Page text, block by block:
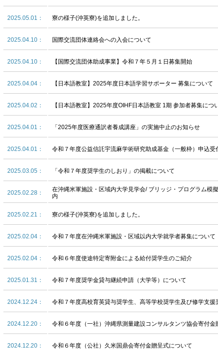
2025.05.01： 寮の様子(沖英寮)を追加しました。
2025.04.10： 国際交流団体連絡会への入会について
2025.04.10： 【国際交流団体助成事業】令和７年５月１日募集開始
2025.04.04： 【日本語教室】2025年度日本語学習サポーター 募集について
2025.04.02： 【日本語教室】2025年度OIHF日本語教室 1期 参加者募集につ
2025.04.01： 「2025年度医療通訳者養成講座」の実施中止のお知らせ
2025.04.01： 令和７年度公益信託宇流麻学術研究助成基金（一般枠）申込受
2025.03.05： 「令和７年度奨学生のしおり」の掲載について
2025.02.28：
在沖縄米軍施設・区域内大学見学会/ ブリッジ・プログラム模
内
2025.02.21： 寮の様子(沖英寮)を追加しました。
2025.02.04： 令和７年度在沖縄米軍施設・区域以内大学就学者募集について
2025.02.04： 令和６年度使途特定寄附金による給付奨学生のご紹介
2025.01.31： 令和７年度奨学金貸与継続申請（大学等）について
2024.12.24： 令和７年度高校育英貸与奨学生、高等学校奨学生及び修学支援
2024.12.20： 令和６年度（一社）沖縄県測量建設コンサルタンツ協会寄付金
2024.12.20： 令和６年度（公社）久米国鼎会寄付金贈呈式について